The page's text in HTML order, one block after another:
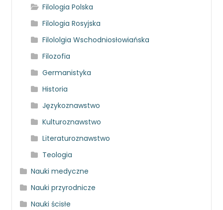
Filologia Polska
Filologia Rosyjska
Filololgia Wschodniosłowiańska
Filozofia
Germanistyka
Historia
Językoznawstwo
Kulturoznawstwo
Literaturoznawstwo
Teologia
Nauki medyczne
Nauki przyrodnicze
Nauki ścisłe